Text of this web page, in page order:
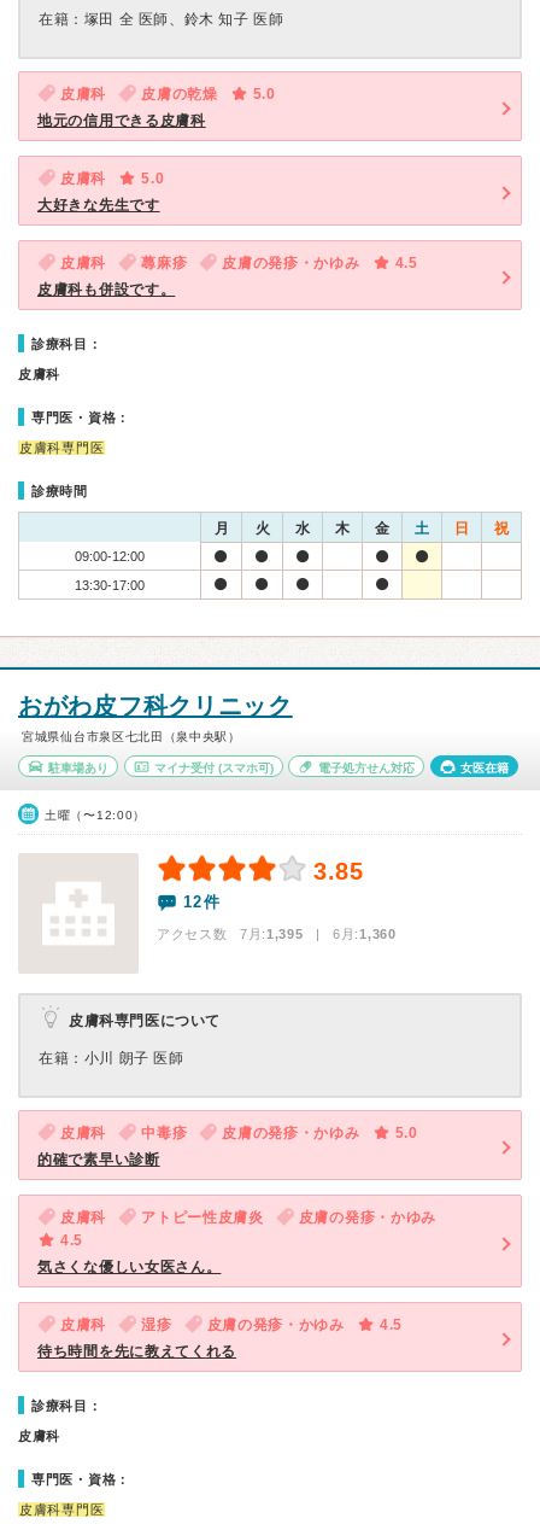
在籍：塚田 全 医師、鈴木 知子 医師
皮膚科 皮膚の乾燥
5.0
地元の信用できる皮膚科
皮膚科
5.0
大好きな先生です
皮膚科 蕁麻疹 皮膚の発疹・かゆみ
4.5
皮膚科も併設です。
診療科目：
皮膚科
専門医・資格：
皮膚科専門医
診療時間
月 火 水 木 金 土 日 祝
09:00-12:00
13:30-17:00
おがわ皮フ科クリニック
宮城県仙台市泉区七北田（泉中央駅）
駐車場あり マイナ受付(スマホ可) 電子処方せん対応 女医在籍
土曜（〜12:00）
3.85
12件
アクセス数 7月:1,395 | 6月:1,360
皮膚科専門医について
在籍：小川 朗子 医師
皮膚科 中毒疹 皮膚の発疹・かゆみ
5.0
的確で素早い診断
皮膚科 アトピー性皮膚炎
皮膚の発疹・かゆみ
4.5
気さくな優しい女医さん。
皮膚科 湿疹 皮膚の発疹・かゆみ
4.5
待ち時間を先に教えてくれる
診療科目：
皮膚科
専門医・資格：
皮膚科専門医